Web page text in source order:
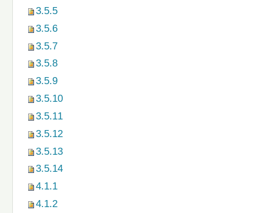
3.5.5
3.5.6
3.5.7
3.5.8
3.5.9
3.5.10
3.5.11
3.5.12
3.5.13
3.5.14
4.1.1
4.1.2